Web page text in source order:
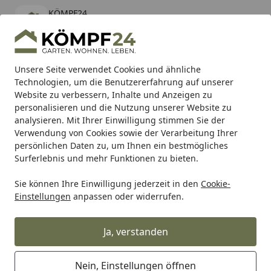
Unsere Seite verwendet Cookies und ähnliche
Technologien, um die Benutzererfahrung auf unserer
Website zu verbessern, Inhalte und Anzeigen zu
personalisieren und die Nutzung unserer Website zu
analysieren. Mit Ihrer Einwilligung stimmen Sie der
Verwendung von Cookies sowie der Verarbeitung Ihrer
persönlichen Daten zu, um Ihnen ein bestmögliches
Surferlebnis und mehr Funktionen zu bieten.
Sie können Ihre Einwilligung jederzeit in den Cookie-
Einstellungen anpassen oder widerrufen.
Ja, verstanden
Nein, Einstellungen öffnen
KÖMPF24
kostenlos - Im App Store
Hotline
Alle Produkte
Mein Konto
Suchen
Karibu Pools inkl. gratis Sandfilteranlage & Pool-
Starterset (Gesamtwert bis 468,99€)
Startseite
Tierbedarf & Tiernahrung Hundebedarf Transport- &
TRIXIE Transportbox Capri 1,
recycelt, XS: 32 × 31 × 48 cm,
anthrazit/grau-grün